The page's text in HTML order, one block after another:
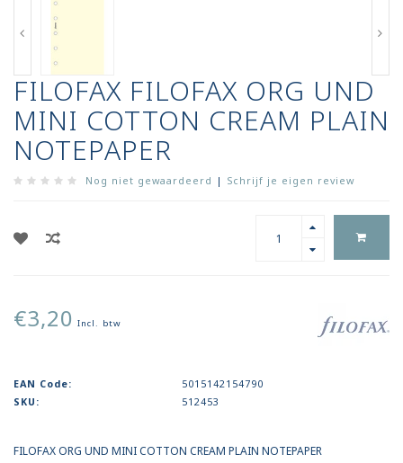
FILOFAX FILOFAX ORG UND
MINI COTTON CREAM PLAIN
NOTEPAPER
Nog niet gewaardeerd | Schrijf je eigen review
€3,20 Incl. btw
EAN Code:
5015142154790
SKU:
512453
FILOFAX ORG UND MINI COTTON CREAM PLAIN NOTEPAPER